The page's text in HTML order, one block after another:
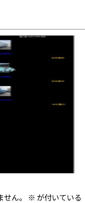
ん。 ※ が付いている